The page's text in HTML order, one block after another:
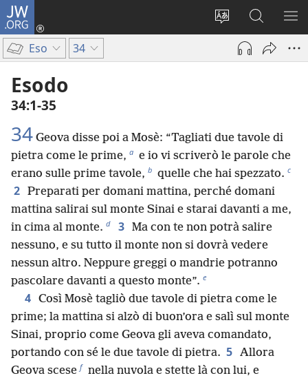
JW.ORG
Modificare
lingua
Accedi
(apre
Cerca
JW.ORG
Eso 34
Esodo
34:1-35
34 Geova disse poi a Mosè: “Tagliati due tavole di
pietra come le prime, a e io vi scriverò le parole che
erano sulle prime tavole, b quelle che hai spezzato. c
2 Preparati per domani mattina, perché domani
mattina salirai sul monte Sinai e starai davanti a me,
in cima al monte. d 3 Ma con te non potrà salire
nessuno, e su tutto il monte non si dovrà vedere
nessun altro. Neppure greggi o mandrie potranno
pascolare davanti a questo monte”. e
4 Così Mosè tagliò due tavole di pietra come le
prime; la mattina si alzò di buon’ora e salì sul monte
Sinai, proprio come Geova gli aveva comandato,
portando con sé le due tavole di pietra. 5 Allora
Geova scese f nella nuvola e stette là con lui, e